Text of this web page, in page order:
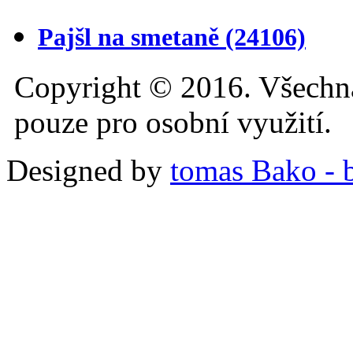
Pajšl na smetaně (24106)
Copyright © 2016.
pouze pro osobní využití.
Designed by tomas Bako -